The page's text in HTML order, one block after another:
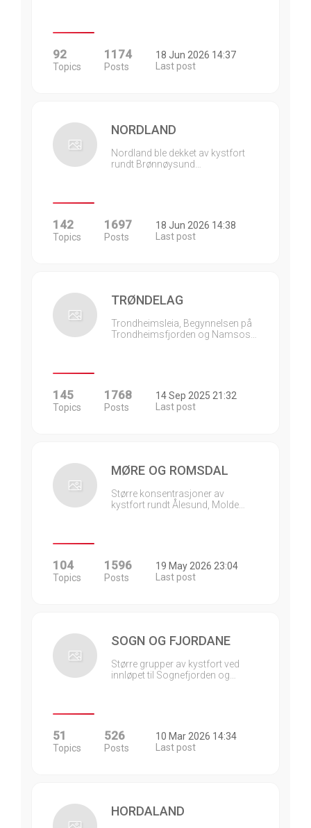
92
Topics
1174
Posts
18 Jun 2026 14:37
Last post
NORDLAND
Nordland ble dekket av kystfort
rundt Brønnøysund…
142
Topics
1697
Posts
18 Jun 2026 14:38
Last post
TRØNDELAG
Trondheimsleia, Begynnelsen på
Trondheimsfjorden og Namsos…
145
Topics
1768
Posts
14 Sep 2025 21:32
Last post
MØRE OG ROMSDAL
Større konsentrasjoner av
kystfort rundt Ålesund, Molde…
104
Topics
1596
Posts
19 May 2026 23:04
Last post
SOGN OG FJORDANE
Større grupper av kystfort ved
innløpet til Sognefjorden og…
51
Topics
526
Posts
10 Mar 2026 14:34
Last post
HORDALAND